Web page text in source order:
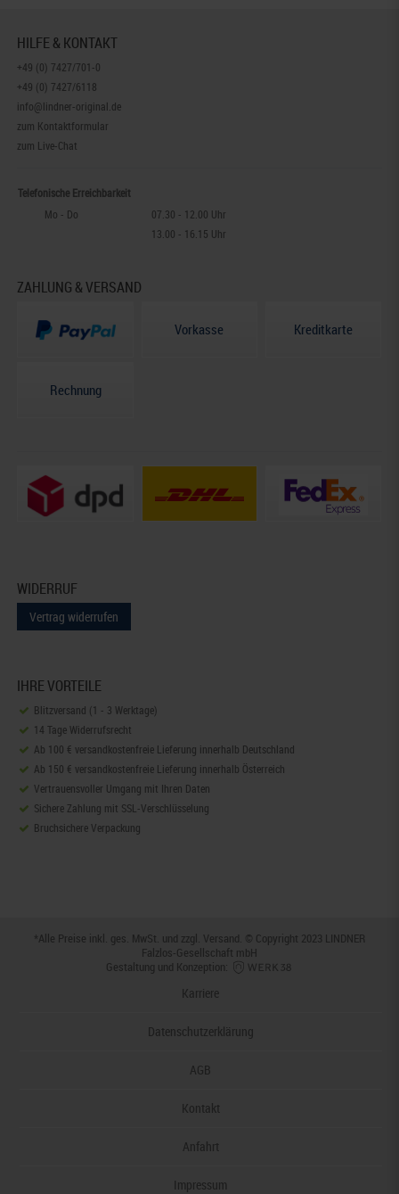
HILFE & KONTAKT
+49 (0) 7427/701-0
+49 (0) 7427/6118
info@lindner-original.de
zum Kontaktformular
zum Live-Chat
Telefonische Erreichbarkeit
Mo - Do
07.30 - 12.00 Uhr
13.00 - 16.15 Uhr
ZAHLUNG & VERSAND
Vorkasse Kreditkarte
Rechnung
WIDERRUF
Vertrag widerrufen
IHRE VORTEILE
Blitzversand (1 - 3 Werktage)
14 Tage Widerrufsrecht
Ab 100 € versandkostenfreie Lieferung innerhalb Deutschland
Ab 150 € versandkostenfreie Lieferung innerhalb Österreich
Vertrauensvoller Umgang mit Ihren Daten
Sichere Zahlung mit SSL-Verschlüsselung
Bruchsichere Verpackung
*Alle Preise inkl. ges. MwSt. und zzgl. Versand . © Copyright 2023 LINDNER
Falzlos-Gesellschaft mbH
Gestaltung und Konzeption:
Karriere
Datenschutzerklärung
AGB
Kontakt
Anfahrt
Impressum